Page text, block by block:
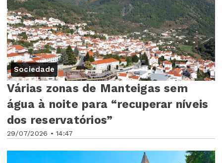
Sociedade
29/07/2026 • 14:47
Várias zonas de Manteigas sem
água à noite para “recuperar níveis
dos reservatórios”